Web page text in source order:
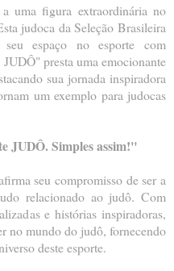
uma figura extraordinária no
judoca da Seleção Brasileira
espaço no esporte com
presta uma emocionante
sua jornada inspiradora
um exemplo para judocas
JUDÔ. Simples assim!"
seu compromisso de ser a
relacionado ao judô. Com
e histórias inspiradoras,
no mundo do judô, fornecendo
deste esporte.